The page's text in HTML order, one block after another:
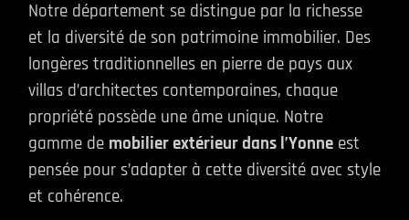
Notre département se distingue par la richesse
et la diversité de son patrimoine immobilier. Des
longères traditionnelles en pierre de pays aux
villas d’architectes contemporaines, chaque
propriété possède une âme unique. Notre
gamme de mobilier extérieur dans l’Yonne est
pensée pour s’adapter à cette diversité avec style
et cohérence.